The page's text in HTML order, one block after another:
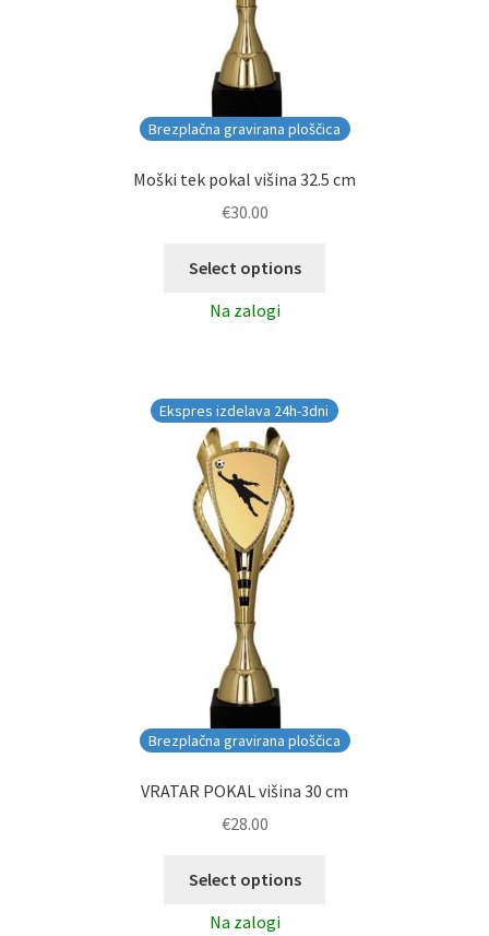
Brezplačna gravirana ploščica
Moški tek pokal višina 32.5 cm
€30.00
Select options
Na zalogi
Brezplačna gravirana ploščica
Ekspres izdelava 24h-3dni
VRATAR POKAL višina 30 cm
€28.00
Select options
Na zalogi